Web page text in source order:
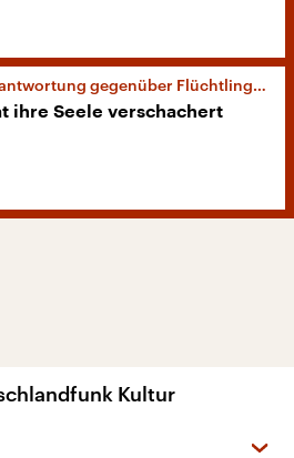
gegenüber Flüchtlingen
ihre Seele verschachert
Kultur